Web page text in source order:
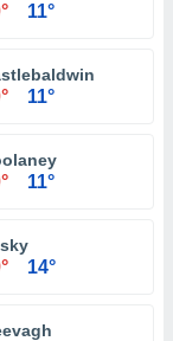
11°
11°
11°
14°